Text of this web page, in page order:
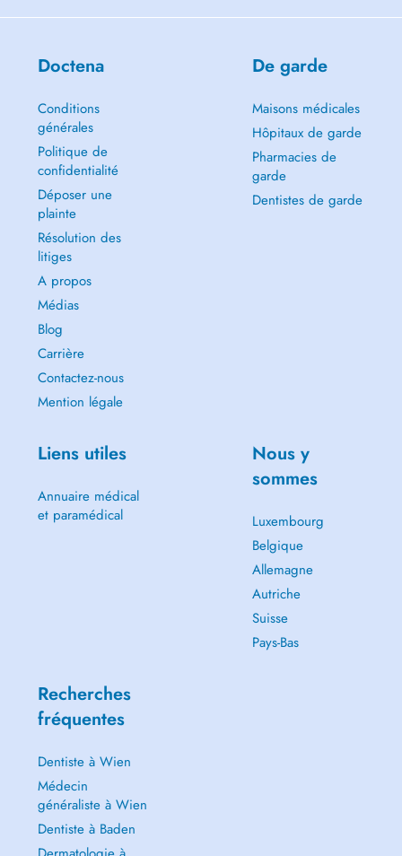
Doctena
Conditions
générales
Politique de
confidentialité
Déposer une
plainte
Résolution des
litiges
A propos
Médias
Blog
Carrière
Contactez-nous
Mention légale
De garde
Maisons médicales
Hôpitaux de garde
Pharmacies de
garde
Dentistes de garde
Liens utiles
Annuaire médical
et paramédical
Nous y
sommes
Luxembourg
Belgique
Allemagne
Autriche
Suisse
Pays-Bas
Recherches
fréquentes
Dentiste à Wien
Médecin
généraliste à Wien
Dentiste à Baden